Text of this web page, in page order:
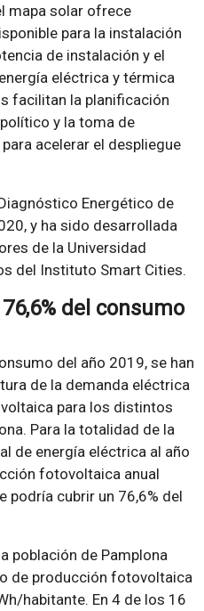
mapa solar ofrece
para la instalación
de instalación y el
eléctrica y térmica
facilitan la planificación
y la toma de
acelerar el despliegue
Energético de
y ha sido desarrollada
de la Universidad
del Instituto Smart Cities.
del consumo
del año 2019, se han
de la demanda eléctrica
para los distintos
Para la totalidad de la
de energía eléctrica al año
fotovoltaica anual
podría cubrir un 76,6% del
población de Pamplona
de producción fotovoltaica
habitante. En 4 de los 16